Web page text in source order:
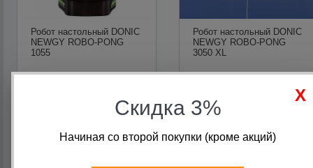
Робот настольный DONIC
NEWGY ROBO-PONG
1055
Робот настольный DONIC
NEWGY ROBO-PONG
3050 XL
Скидка 3%
Начиная со второй покупки (кроме акций)